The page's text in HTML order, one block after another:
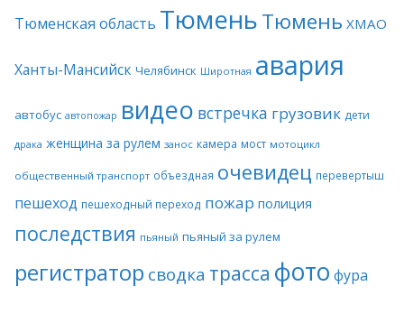
Тюменская область ТюменьТюмень ХМАО
Ханты-Мансийск Челябинск Широтная авария
автобус автопожар видео встречка грузовик дети
драка женщина за рулем занос камера мост мотоцикл
общественный транспорт объездная очевидец перевертыш
пешеход пешеходный переход пожар полиция
последствия пьяный пьяный за рулем
регистратор сводка трасса фото фура